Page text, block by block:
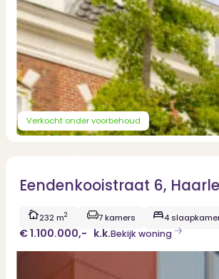
Partners
Maak gebruik van ons netwerk
Verenigingen
PUUR* is aangesloten bij...
Verkocht onder voorbehoud
Eendenkooistraat 6,
232 m2 7 kamers 4
€ 1.100.000,- k.k.Bekijk woning